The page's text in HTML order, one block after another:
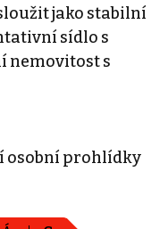
jako stabilní
sídlo s
nemovitost s
osobní prohlídky